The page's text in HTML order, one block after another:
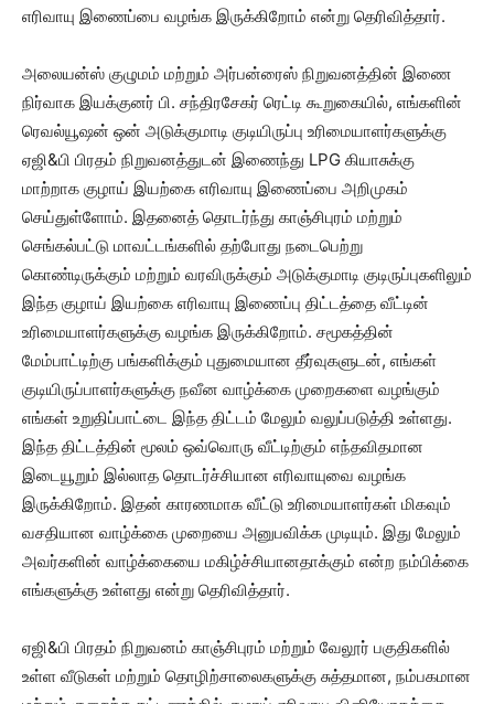
எரிவாயு இணைப்பை வழங்க இருக்கிறோம் என்று தெரிவித்தார்.
அலையன்ஸ் குழுமம் மற்றும் அர்பன்ரைஸ் நிறுவனத்தின் இணை
நிர்வாக இயக்குனர் பி. சந்திரசேகர் ரெட்டி கூறுகையில், எங்களின்
ரெவல்யூஷன் ஒன் அடுக்குமாடி குடியிருப்பு உரிமையாளர்களுக்கு
ஏஜி&பி பிரதம் நிறுவனத்துடன் இணைந்து LPG கியாசுக்கு
மாற்றாக குழாய் இயற்கை எரிவாயு இணைப்பை அறிமுகம்
செய்துள்ளோம். இதனைத் தொடர்ந்து காஞ்சிபுரம் மற்றும்
செங்கல்பட்டு மாவட்டங்களில் தற்போது நடைபெற்று
கொண்டிருக்கும் மற்றும் வரவிருக்கும் அடுக்குமாடி குடிருப்புகளிலும்
இந்த குழாய் இயற்கை எரிவாயு இணைப்பு திட்டத்தை வீட்டின்
உரிமையாளர்களுக்கு வழங்க இருக்கிறோம். சமூகத்தின்
மேம்பாட்டிற்கு பங்களிக்கும் புதுமையான தீர்வுகளுடன், எங்கள்
குடியிருப்பாளர்களுக்கு நவீன வாழ்க்கை முறைகளை வழங்கும்
எங்கள் உறுதிப்பாட்டை இந்த திட்டம் மேலும் வலுப்படுத்தி உள்ளது.
இந்த திட்டத்தின் மூலம் ஒவ்வொரு வீட்டிற்கும் எந்தவிதமான
இடையூறும் இல்லாத தொடர்ச்சியான எரிவாயுவை வழங்க
இருக்கிறோம். இதன் காரணமாக வீட்டு உரிமையாளர்கள் மிகவும்
வசதியான வாழ்க்கை முறையை அனுபவிக்க முடியும். இது மேலும்
அவர்களின் வாழ்க்கையை மகிழ்ச்சியானதாக்கும் என்ற நம்பிக்கை
எங்களுக்கு உள்ளது என்று தெரிவித்தார்.
ஏஜி&பி பிரதம் நிறுவனம் காஞ்சிபுரம் மற்றும் வேலூர் பகுதிகளில்
உள்ள வீடுகள் மற்றும் தொழிற்சாலைகளுக்கு சுத்தமான, நம்பகமான